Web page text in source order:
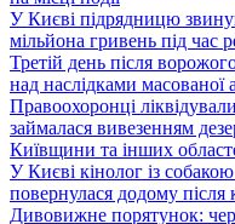
У Києві підрядницю
мільйона гривень під час
Третій день після
над наслідками масованої
Правоохоронці
займалася вивезенням
Київщини та інших
У Києві кінолог із
повернулася додому після
Дивовижне порятунок: